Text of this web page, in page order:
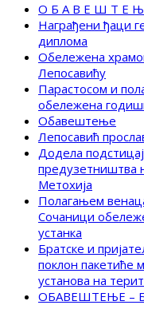
О Б А В Е Ш Т Е
Награђени ђаци
диплома
Обележена
Лепосавићу
Парастосом и
обележена
Обавештење
Лепосавић
Додела
предузетништва
Метохија
Полагањем
Сочаници
устанка
Братске и
поклон пакетиће
установа на
ОБАВЕШТЕЊЕ –